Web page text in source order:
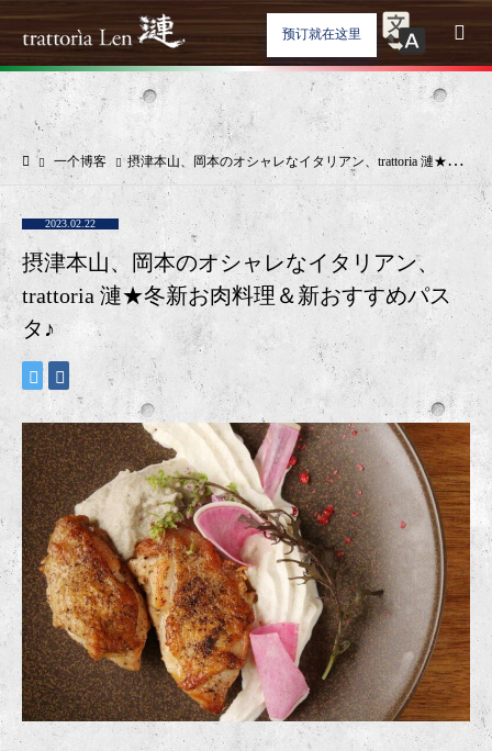
预订就在这里
一个博客 摂津本山、岡本のオシャレなイタリアン、trattoria 漣★冬新お肉料理＆新おすすめパスタ♪
2023.02.22
摂津本山、岡本のオシャレなイタリアン、
trattoria 漣★冬新お肉料理＆新おすすめパス
タ♪